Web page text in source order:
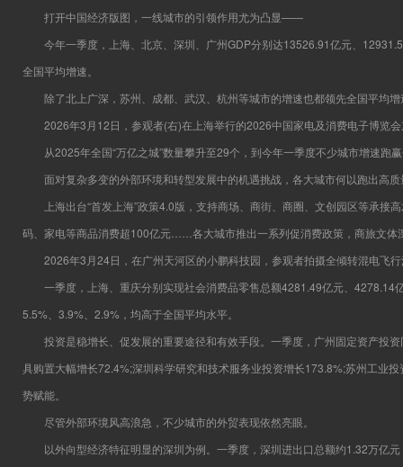
打开中国经济版图，一线城市的引领作用尤为凸显——
今年一季度，上海、北京、深圳、广州GDP分别达13526.91亿元、
全国平均增速。
除了北上广深，苏州、成都、武汉、杭州等城市的增速也都领先全国平均增
2026年3月12日，参观者(右)在上海举行的2026中国家电及消费电子博览
从2025年全国“万亿之城”数量攀升至29个，到今年一季度不少城市增速跑
面对复杂多变的外部环境和转型发展中的机遇挑战，各大城市何以跑出高质
上海出台“首发上海”政策4.0版，支持商场、商街、商圈、文创园区等承接
码、家电等商品消费超100亿元……各大城市推出一系列促消费政策，商旅文体
2026年3月24日，在广州天河区的小鹏科技园，参观者拍摄全倾转混电飞行
一季度，上海、重庆分别实现社会消费品零售总额4281.49亿元、4278.14
5.5%、3.9%、2.9%，均高于全国平均水平。
投资是稳增长、促发展的重要途径和有效手段。一季度，广州固定资产投
具购置大幅增长72.4%;深圳科学研究和技术服务业投资增长173.8%;苏州工
势赋能。
尽管外部环境风高浪急，不少城市的外贸表现依然亮眼。
以外向型经济特征明显的深圳为例。一季度，深圳进出口总额约1.32万亿